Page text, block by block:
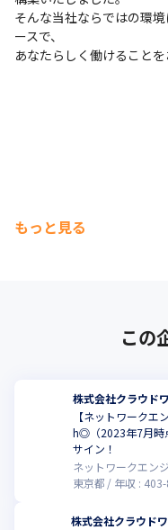
そんな当社ならではの環
ースで、
あなたらしく働けることを
もっと見る
この
株式会社クラウド
【ネットワーク
h◎（2023年7月時
サイン！
ネットワークエン
東京都
年収 : 403-
株式会社クラウド